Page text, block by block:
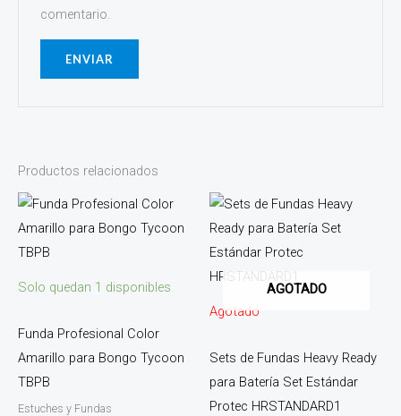
comentario.
Productos relacionados
Solo quedan 1 disponibles
Funda Profesional Color
Amarillo para Bongo Tycoon
TBPB
Estuches y Fundas
AGOTADO
Agotado
Sets de Fundas Heavy Ready
para Batería Set Estándar
Protec HRSTANDARD1